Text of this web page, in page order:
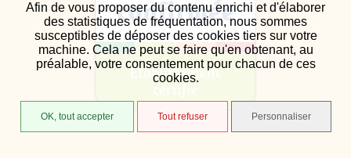
Afin de vous proposer du contenu enrichi et d'élaborer
des statistiques de fréquentation, nous sommes
susceptibles de déposer des cookies tiers sur votre
machine. Cela ne peut se faire qu'en obtenant, au
préalable, votre consentement pour chacun de ces
cookies.
OK, tout accepter Tout refuser Personnaliser